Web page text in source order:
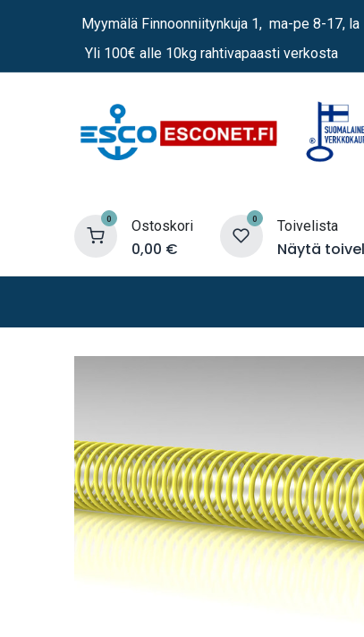
Myymälä Finnoonniitynkuja 1, ma-pe 8-17,
Yli 100€ alle 10kg rahtivapaasti verkosta
0 Ostoskori
0,00 €
0 Toivelista
Näytä